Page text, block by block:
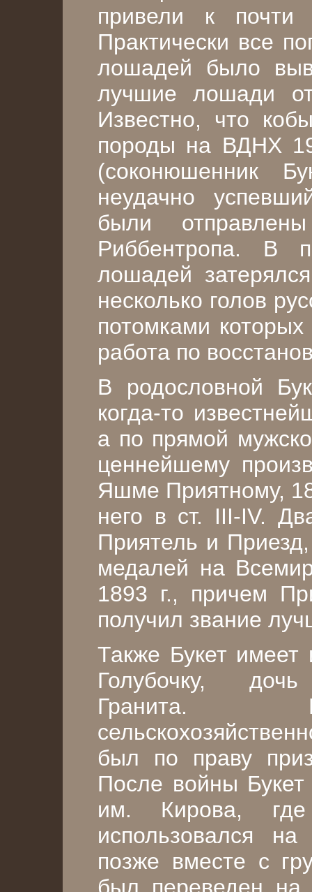
привели к почти
Практически все
лошадей было
лучшие лошади
Известно, что
породы на ВДНХ
(соконюшенник
неудачно
были
Риббентропа. В
лошадей
несколько голов
потомками
работа по
В родословной
когда-то
а по прямой
ценнейшему
Яшме Приятному,
него в ст. III-IV.
Приятель и
медалей на
1893 г., причем
получил звание
Также Букет имеет
Голубочку, дочь
Гранита.
был по праву
После войны
им. Кирова, где
использовался
позже вместе с